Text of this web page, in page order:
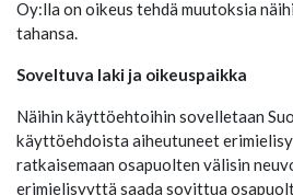
Oy:lla on oikeus tehdä muutoksia
tahansa.
Soveltuva laki ja oikeuspaikka
Näihin käyttöehtoihin sovelletaan
käyttöehdoista aiheutuneet
ratkaisemaan osapuolten välisin
erimielisyyttä saada sovittua